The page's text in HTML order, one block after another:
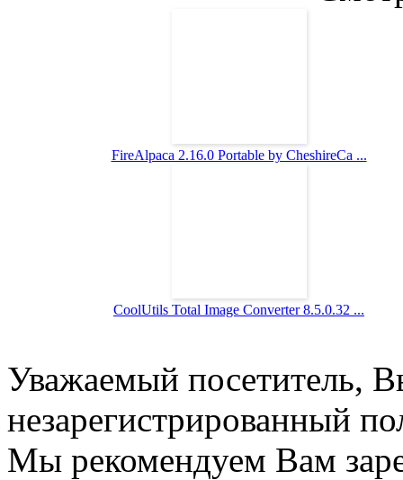
FireAlpaca 2.16.0 Portable by CheshireCa ...
CoolUtils Total Image Converter 8.5.0.32 ...
Уважаемый посетитель,
незарегистрированный
Мы рекомендуем Вам